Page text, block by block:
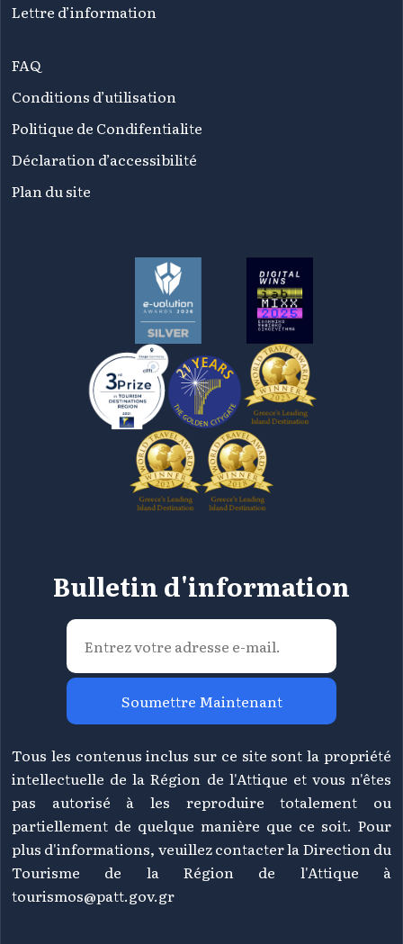
Lettre d’information
FAQ
Conditions d’utilisation
Politique de Condifentialite
Déclaration d’accessibilité
Plan du site
Bulletin d'information
Soumettre Maintenant
Tous les contenus inclus sur ce site sont la propriété
intellectuelle de la Région de l'Attique et vous n'êtes
pas autorisé à les reproduire totalement ou
partiellement de quelque manière que ce soit. Pour
plus d'informations, veuillez contacter la Direction du
Tourisme de la Région de l'Attique à
tourismos@patt.gov.gr